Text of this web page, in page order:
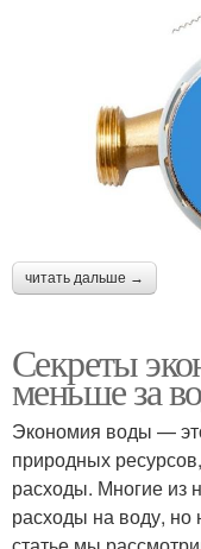
читать дальше →
Секреты
меньше за
Экономия воды —
природных
расходы. Многие из
расходы на воду, но